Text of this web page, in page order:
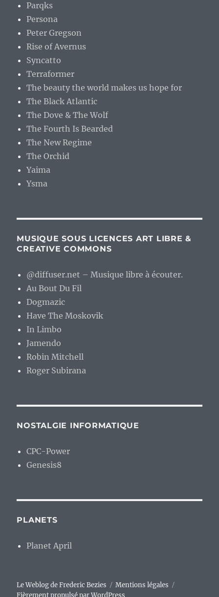
Parqks
Persona
Peter Gregson
Rise of Avernus
Syncatto
Terraformer
The beauty the world makes us hope for
The Black Atlantic
The Dove & The Wolf
The Fourth Is Bearded
The New Regime
The Orchid
Yaima
Ysma
MUSIQUE SOUS LICENCES ART LIBRE &
CREATIVE COMMONS
@diffuser.net – Musique libre à écouter.
Au Bout Du Fil
Dogmazic
Have The Moskovik
In Limbo
Jamendo
Robin Mitchell
Roger Subirana
NOSTALGIE INFORMATIQUE
CPC-Power
Genesis8
PLANETS
Planet April
Le Weblog de Frederic Bezies
Mentions légales